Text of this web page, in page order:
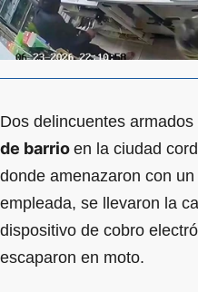
Dos delincuentes armados
de barrio en la ciudad
donde amenazaron con
empleada, se llevaron la
dispositivo de cobro
escaparon en moto.